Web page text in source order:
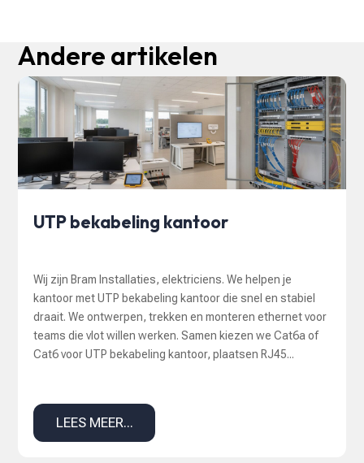
Andere artikelen
UTP bekabeling kantoor
Wij zijn Bram Installaties, elektriciens. We helpen je
kantoor met UTP bekabeling kantoor die snel en stabiel
draait. We ontwerpen, trekken en monteren ethernet voor
teams die vlot willen werken. Samen kiezen we Cat6a of
Cat6 voor UTP bekabeling kantoor, plaatsen RJ45...
LEES MEER...